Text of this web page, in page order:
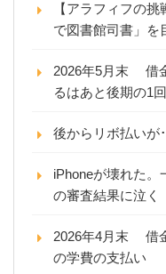
【アラフィフの
で図書館司書」を
2026年5月末 借
るはあと後期の1
後からリボ払いが
iPhoneが壊れた。
の審査結果に泣く
2026年4月末 借
の学費の支払い